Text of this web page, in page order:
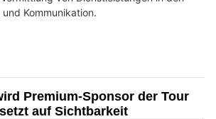
Kommunikation.
Premium-Sponsor der Tour
auf Sichtbarkeit